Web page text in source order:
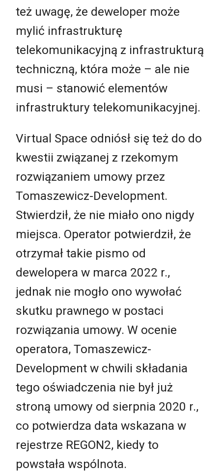
też uwagę, że deweloper może
mylić infrastrukturę
telekomunikacyjną z infrastrukturą
techniczną, która może – ale nie
musi – stanowić elementów
infrastruktury telekomunikacyjnej.
Virtual Space odniósł się też do do
kwestii związanej z rzekomym
rozwiązaniem umowy przez
Tomaszewicz-Development.
Stwierdził, że nie miało ono nigdy
miejsca. Operator potwierdził, że
otrzymał takie pismo od
dewelopera w marca 2022 r.,
jednak nie mogło ono wywołać
skutku prawnego w postaci
rozwiązania umowy. W ocenie
operatora, Tomaszewicz-
Development w chwili składania
tego oświadczenia nie był już
stroną umowy od sierpnia 2020 r.,
co potwierdza data wskazana w
rejestrze REGON2, kiedy to
powstała wspólnota.